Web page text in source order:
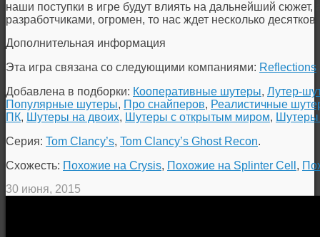
наши поступки в игре будут влиять на дальнейший сюжет,
разработчиками, огромен, то нас ждет несколько
Дополнительная информация
Эта игра связана со следующими компаниями: Reflections
Добавлена в подборки: Кооперативные шутеры, Лутер-
Популярные шутеры, Про снайперов, Реалистичные
ПК, Шутеры на двоих, Шутеры с открытым миром, Шутеры
Серия: Tom Clancy’s, Tom Clancy’s Ghost Recon.
Схожесть: Похожие на Crysis, Похожие на Splinter Cell ,
30 июня, 2015